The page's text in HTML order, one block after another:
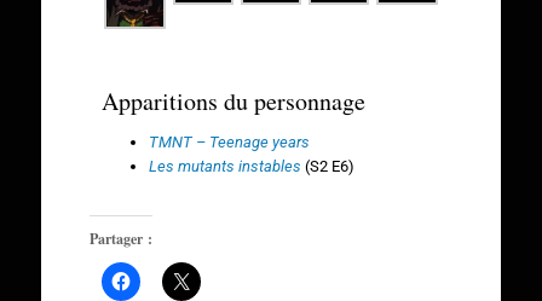
Apparitions du personnage
TMNT – Teenage years
Les mutants instables (S2 E6)
Partager :